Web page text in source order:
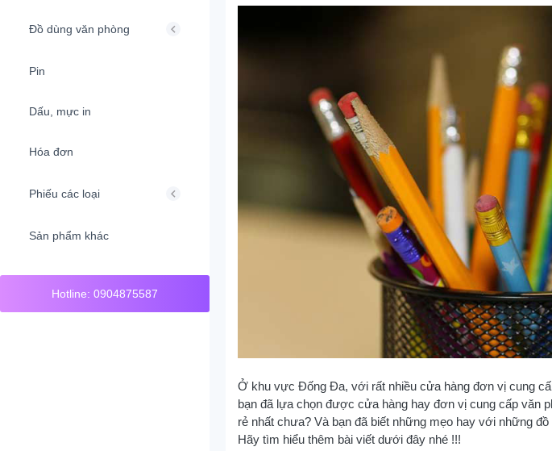
Đồ dùng văn phòng
Pin
Dấu, mực in
Hóa đơn
Phiếu các loại
Sản phẩm khác
Hotline: 0904875587
Ở khu vực Đống Đa, với rất nhiều cửa hàng đơn vị cung
bạn đã lựa chọn được cửa hàng hay đơn vị cung cấp văn
rẻ nhất chưa? Và bạn đã biết những mẹo hay với những
Hãy tìm hiểu thêm bài viết dưới đây nhé !!!